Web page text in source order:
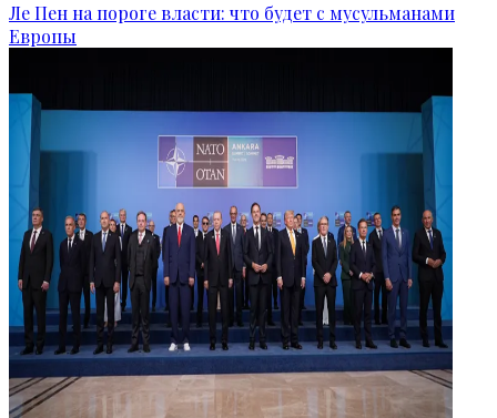
Ле Пен на пороге власти: что будет с мусульманами
Европы